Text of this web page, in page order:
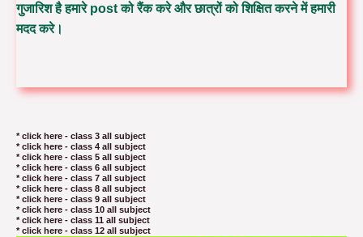
गुजारिश है हमारे post को रैंक करे और छात्रों को शिक्षित करने में हमारी
मदद करे।
* click here - class 3 all subject
* click here - class 4 all subject
* click here - class 5 all subject
* click here - class 6 all subject
* click here - class 7 all subject
* click here - class 8 all subject
* click here - class 9 all subject
* click here - class 10 all subject
* click here - class 11 all subject
* click here - class 12 all subject